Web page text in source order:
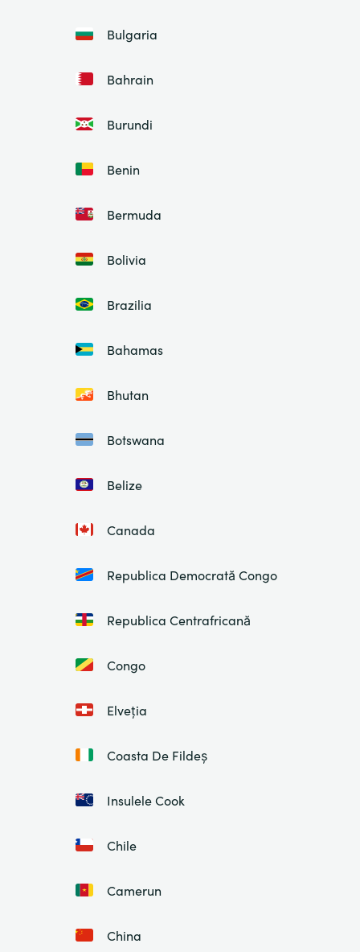
Bulgaria
Bahrain
Burundi
Benin
Bermuda
Bolivia
Brazilia
Bahamas
Bhutan
Botswana
Belize
Canada
Republica Democrată Congo
Republica Centrafricană
Congo
Elveția
Coasta De Fildeș
Insulele Cook
Chile
Camerun
China